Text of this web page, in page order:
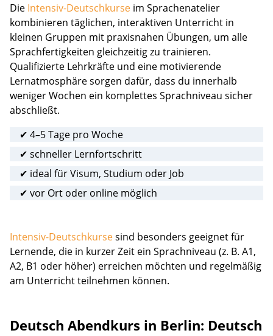
Die Intensiv-Deutschkursе im Sprachenatelier
kombinieren täglichen, interaktiven Unterricht in
kleinen Gruppen mit praxisnahen Übungen, um alle
Sprachfertigkeiten gleichzeitig zu trainieren.
Qualifizierte Lehrkräfte und eine motivierende
Lernatmosphäre sorgen dafür, dass du innerhalb
weniger Wochen ein komplettes Sprachniveau sicher
abschließt.
✔ 4–5 Tage pro Woche
✔ schneller Lernfortschritt
✔ ideal für Visum, Studium oder Job
✔ vor Ort oder online möglich
Intensiv-Deutschkursesind besonders geeignet für
Lernende, die in kurzer Zeit ein Sprachniveau (z. B. A1,
A2, B1 oder höher) erreichen möchten und regelmäßig
am Unterricht teilnehmen können.
Deutsch Abendkurs in Berlin: Deutsch